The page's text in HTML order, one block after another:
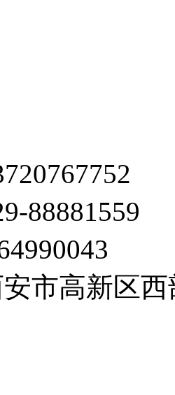
88881559
市高新区西